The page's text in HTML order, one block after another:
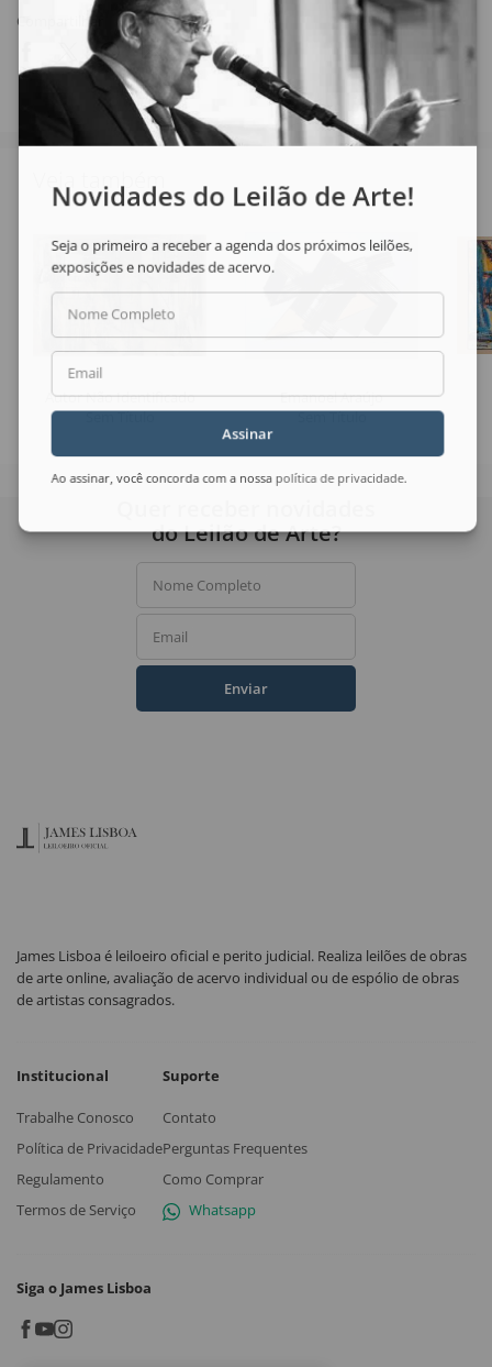
Compartilhar
Veja também
Autor Não Identificado
Sem Título
Emanoel Araújo
Sem Título
Novidades do Leilão de Arte!
Seja o primeiro a receber a agenda dos próximos leilões,
exposições e novidades de acervo.
Nome Completo
Email
Assinar
Ao assinar, você concorda com a nossa política de privacidade.
do Leilão de Arte?
Nome Completo
Email
Enviar
James Lisboa é leiloeiro oficial e perito judicial. Realiza leilões de obras
de arte online, avaliação de acervo individual ou de espólio de obras
de artistas consagrados.
Institucional
Trabalhe Conosco
Política de Privacidade
Regulamento
Termos de Serviço
Suporte
Contato
Perguntas Frequentes
Como Comprar
Whatsapp
Siga o James Lisboa